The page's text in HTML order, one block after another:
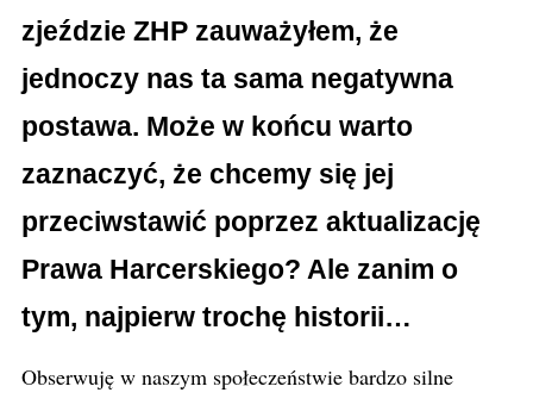
zjeździe ZHP zauważyłem, że
jednoczy nas ta sama negatywna
postawa. Może w końcu warto
zaznaczyć, że chcemy się jej
przeciwstawić poprzez aktualizację
Prawa Harcerskiego? Ale zanim o
tym, najpierw trochę historii…
Obserwuję w naszym społeczeństwie bardzo silne